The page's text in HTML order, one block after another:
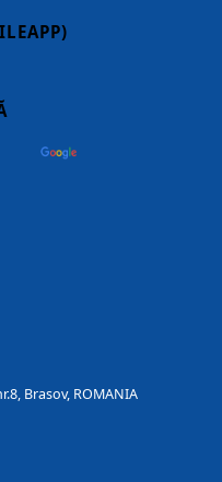
Brasov, ROMANIA